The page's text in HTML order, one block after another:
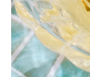
購物車
結帳頁面
關於我們